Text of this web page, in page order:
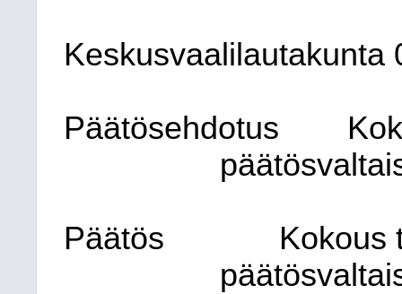
Keskusvaalilautakunta
Päätösehdotus
Päätös
Kokous